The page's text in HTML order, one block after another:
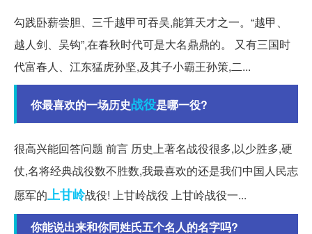
勾践卧薪尝胆、三千越甲可吞吴,能算天才之一。“越甲、
越人剑、吴钩”,在春秋时代可是大名鼎鼎的。 又有三国时
代富春人、江东猛虎孙坚,及其子小霸王孙策,二...
你最喜欢的一场历史战役是哪一役?
很高兴能回答问题 前言 历史上著名战役很多,以少胜多,硬
仗,名将经典战役数不胜数,我最喜欢的还是我们中国人民志
愿军的上甘岭战役! 上甘岭战役 上甘岭战役一...
你能说出来和你同姓氏五个名人的名字吗?